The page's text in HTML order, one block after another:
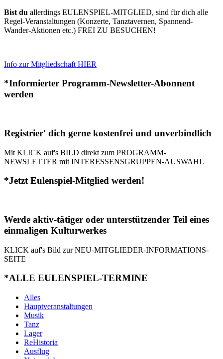
Bist du allerdings EULENSPIEL-MITGLIED, sind für dich alle
Regel-Veranstaltungen (Konzerte, Tanztavernen, Spannend-
Wander-Aktionen etc.) FREI ZU BESUCHEN!
Info zur Mitgliedschaft HIER
*Informierter Programm-Newsletter-Abonnent
werden
Registrier' dich gerne kostenfrei und unverbindlich
Mit KLICK auf's BILD direkt zum PROGRAMM-
NEWSLETTER mit INTERESSENSGRUPPEN-AUSWAHL
*Jetzt Eulenspiel-Mitglied werden!
Werde aktiv-tätiger oder unterstützender Teil eines
einmaligen Kulturwerkes
KLICK auf's Bild zur NEU-MITGLIEDER-INFORMATIONS-
SEITE
*ALLE EULENSPIEL-TERMINE
Alles
Hauptveranstaltungen
Musik
Tanz
Lager
ReHistoria
Ausflug